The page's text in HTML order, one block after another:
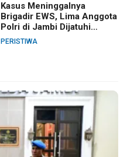
Kasus Meninggalnya
Brigadir EWS, Lima Anggota
Polri di Jambi Dijatuhi
Sanksi PTDH
PERISTIWA